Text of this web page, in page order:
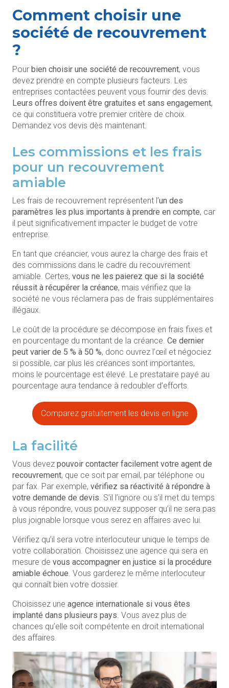
Comment choisir une
société de recouvrement
?
Pour bien choisir une société de recouvrement, vous
devez prendre en compte plusieurs facteurs. Les
entreprises contactées peuvent vous fournir des devis.
Leurs offres doivent être gratuites et sans engagement,
ce qui constituera votre premier critère de choix.
Demandez vos devis dès maintenant.
Les commissions et les frais
pour un recouvrement
amiable
Les frais de recouvrement représentent l’un des
paramètres les plus importants à prendre en compte, car
il peut significativement impacter le budget de votre
entreprise.
En tant que créancier, vous aurez la charge des frais et
des commissions dans le cadre du recouvrement
amiable. Certes, vous ne les paierez que si la société
réussit à récupérer la créance, mais vérifiez que la
société ne vous réclamera pas de frais supplémentaires
illégaux.
Le coût de la procédure se décompose en frais fixes et
en pourcentage du montant de la créance. Ce dernier
peut varier de 5 % à 50 %, donc ouvrez l’œil et négociez
si possible, car plus les créances sont importantes,
moins le pourcentage est élevé. Le prestataire payé au
pourcentage aura tendance à redoubler d’efforts.
Comparez gratuitement les devis en ligne
La facilité
Vous devez pouvoir contacter facilement votre agent de
recouvrement, que ce soit par email, par téléphone ou
par fax. Par exemple, vérifiez sa réactivité à répondre à
votre demande de devis. S’il l’ignore ou s’il met du temps
à vous répondre, vous pouvez supposer qu’il ne sera pas
plus joignable lorsque vous serez en affaires avec lui.
Vérifiez qu’il sera votre interlocuteur unique le temps de
votre collaboration. Choisissez une agence qui sera en
mesure de vous accompagner en justice si la procédure
amiable échoue. Vous garderez le même interlocuteur
qui connaît bien votre dossier.
Choisissez une agence internationale si vous êtes
implanté dans plusieurs pays. Vous avez plus de
chances qu’elle soit compétente en droit international
des affaires.